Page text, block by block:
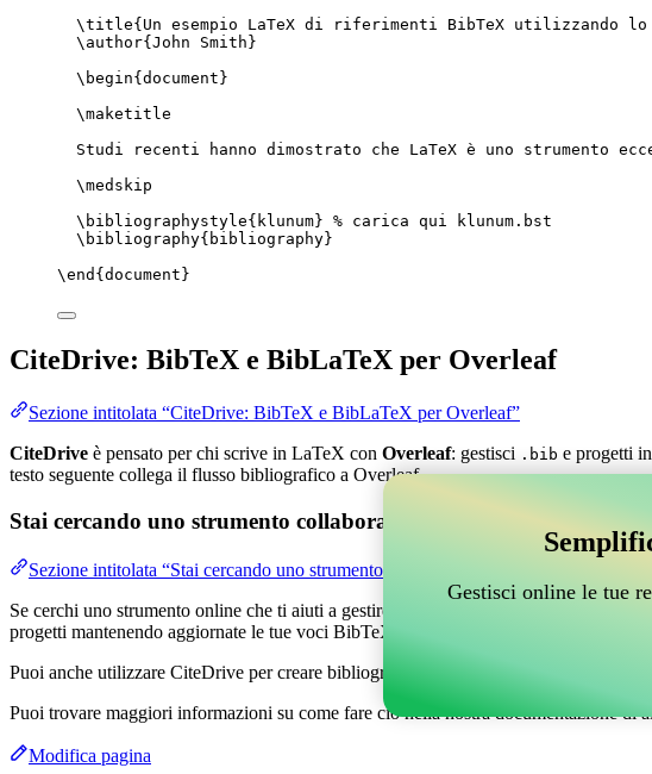
\title{Un esempio LaTeX di riferimenti BibTeX utilizzando
\author{John Smith}
\begin{ document }
\maketitle
Studi recenti hanno dimostrato che LaTeX è uno strumento
\medskip
\bibliographystyle{klunum} % carica qui klunum.bst
\bibliography{bibliography}
\end { document }
CiteDrive: BibTeX e BibLaTeX per Overleaf
Sezione intitolata “CiteDrive: BibTeX e BibLaTeX per Overleaf”
CiteDrive è pensato per chi scrive in LaTeX con Overleaf: gestisci .bib e progetti
testo seguente collega il flusso bibliografico a Overleaf.
Stai cercando uno strumento collaborativo online per gestire i
Sezione intitolata “Stai cercando uno strumento collaborativo online per gestire i
Se cerchi uno strumento online che ti aiuti a gestire i tuoi riferimenti, citazioni e
progetti mantenendo aggiornate le tue voci BibTeX nel tuo progetto Overleaf.
Puoi anche utilizzare CiteDrive per creare bibliografie e citazioni in vari stili,
Puoi trovare maggiori informazioni su come fare ciò nella nostra documentazione di
Modifica pagina
Gestisci online le tue